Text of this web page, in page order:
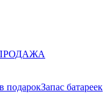
подарокЗапас батареек